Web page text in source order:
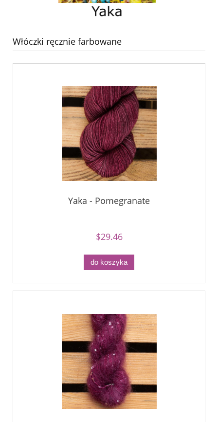
Włóczki ręcznie farbowane
Yaka - Pomegranate
$29.46
do koszyka